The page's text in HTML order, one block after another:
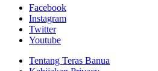
Facebook
Instagram
Twitter
Youtube
Tentang Teras Banua